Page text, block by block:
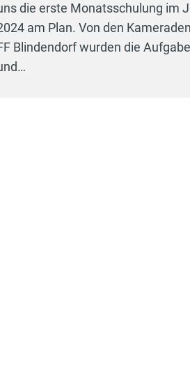
die erste Monatsschulung im
am Plan. Von den
Blindendorf wurden die